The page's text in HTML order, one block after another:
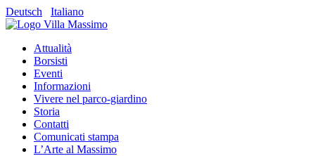
Deutsch Italiano
Attualità
Borsisti
Eventi
Informazioni
Vivere nel parco-giardino
Storia
Contatti
Comunicati stampa
L’Arte al Massimo